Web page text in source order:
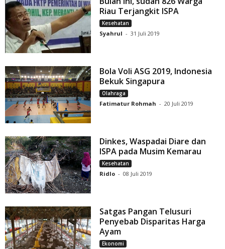
Riau Terjangkit ISPA
Kesehatan
Syahrul - 31 Juli 2019
Bola Voli ASG 2019, Indonesia
Bekuk Singapura
Olahraga
Fatimatur Rohmah - 20 Juli 2019
Dinkes, Waspadai Diare dan
ISPA pada Musim Kemarau
Kesehatan
Ridlo - 08 Juli 2019
Satgas Pangan Telusuri
Penyebab Disparitas Harga
Ayam
Ekonomi